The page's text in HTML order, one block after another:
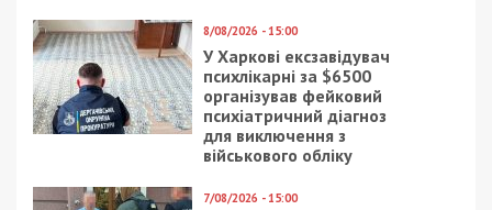
8/08/2026 - 15:00
У Харкові ексзавідувач
психлікарні за $6500
організував фейковий
психіатричний діагноз
для виключення з
військового обліку
7/08/2026 - 15:00